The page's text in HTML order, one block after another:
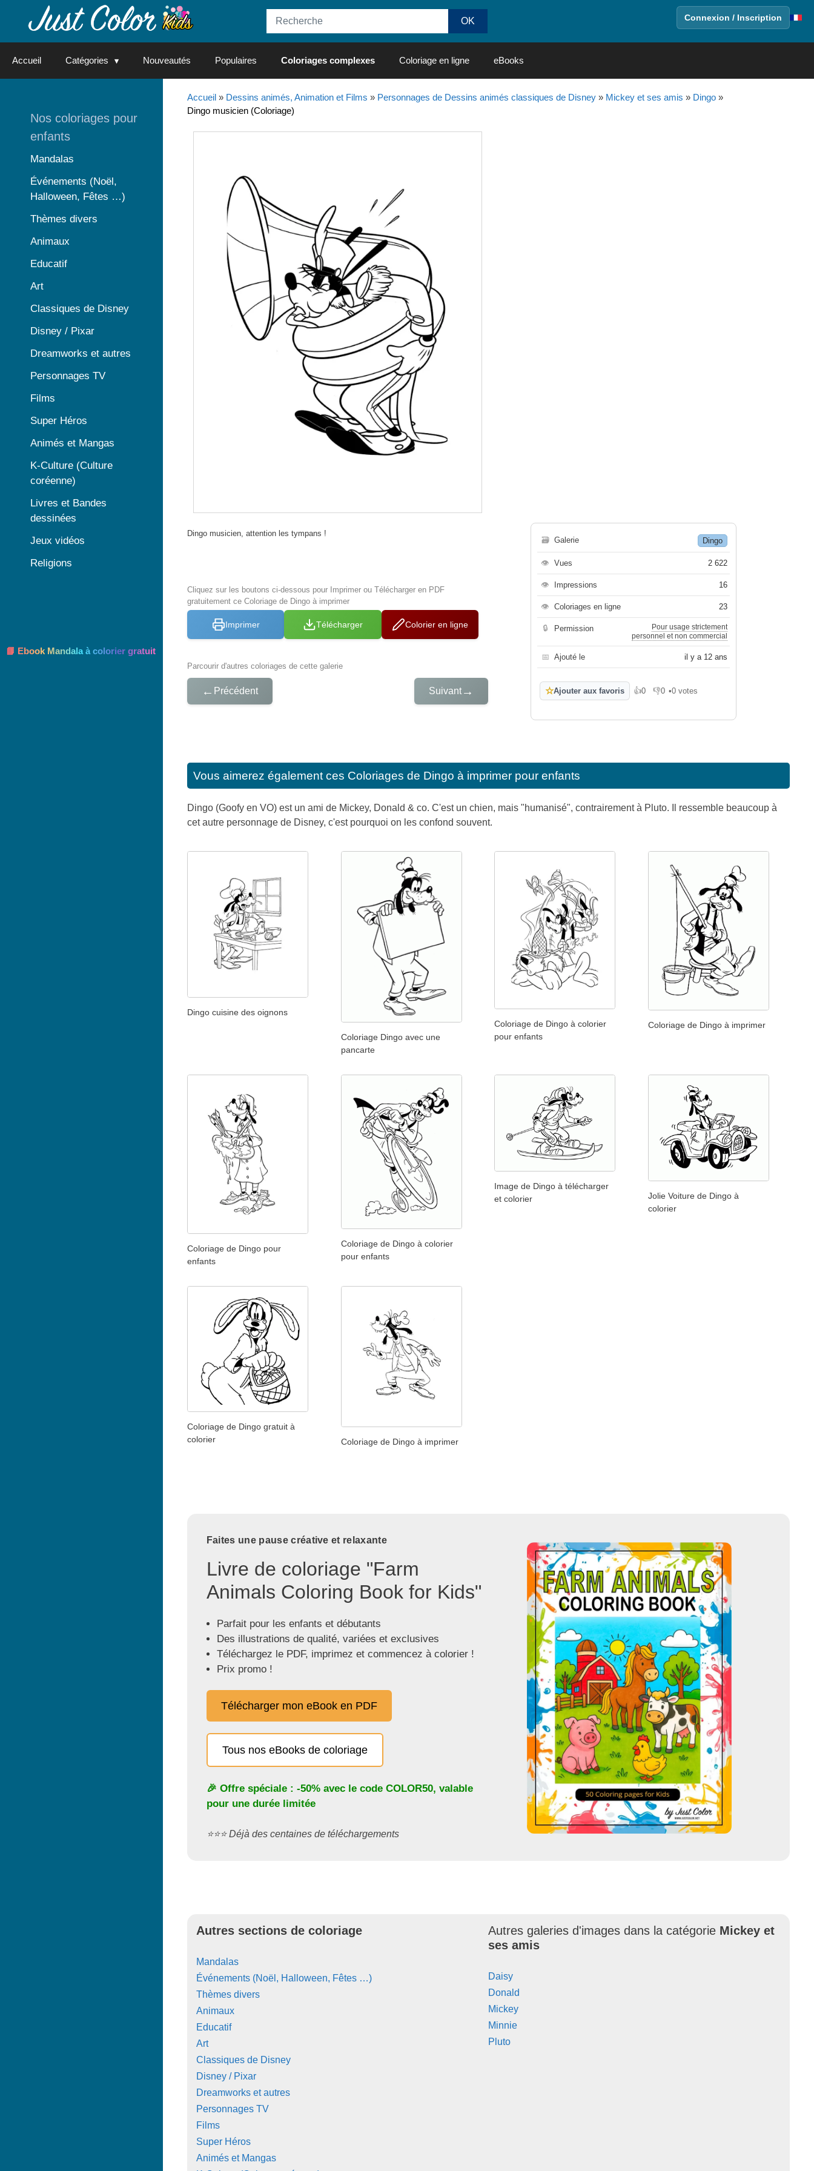
Connexion / Inscription
Accueil Catégories Nouveautés Populaires Coloriages complexes Coloriage en ligne eBooks
Accueil» Dessins animés, Animation et Films » Personnages de Dessins animés classiques de Disney» Mickey et ses amis » Dingo»
Dingo musicien (Coloriage)
Dingo musicien, attention les tympans !
Cliquez sur les boutons ci-dessous pour Imprimer ou Télécharger en PDF
gratuitement ce Coloriage de Dingo à imprimer
Imprimer Télécharger Colorier en ligne
Parcourir d'autres coloriages de cette galerie
← Précédent Suivant→
🗃 Galerie Dingo
👁 Vues 2 622
👁 Impressions 16
👁 Coloriages en ligne 23
🔒 Permission
Pour usage strictement
personnel et non commercial
📅 Ajouté le il y a 12 ans
☆Ajouter aux favoris 👍0
J'aime 👎0
Je n'aime pas
•0 votes
Vous aimerez également ces Coloriages de Dingo à imprimer pour enfants
Dingo (Goofy en VO) est un ami de Mickey, Donald & co. C'est un chien, mais "humanisé", contrairement à Pluto. Il ressemble beaucoup à
cet autre personnage de Disney, c'est pourquoi on les confond souvent.
Dingo cuisine des oignons
Coloriage Dingo avec une
pancarte
Coloriage de Dingo à colorier
pour enfants
Coloriage de Dingo à imprimer
Coloriage de Dingo pour
enfants
Coloriage de Dingo à colorier
pour enfants
Image de Dingo à télécharger
et colorier
Jolie Voiture de Dingo à
colorier
Coloriage de Dingo gratuit à
colorier
Coloriage de Dingo à imprimer
Faites une pause créative et relaxante
Livre de coloriage "Farm
Animals Coloring Book for Kids"
Parfait pour les enfants et débutants
Des illustrations de qualité, variées et exclusives
Téléchargez le PDF, imprimez et commencez à colorier !
Prix promo !
Télécharger mon eBook en PDF
Tous nos eBooks de coloriage
🎉 Offre spéciale : -50% avec le code COLOR50, valable
pour une durée limitée
⭐️⭐️⭐️ Déjà des centaines de téléchargements
Autres sections de coloriage
Mandalas
Événements (Noël, Halloween, Fêtes …)
Thèmes divers
Animaux
Educatif
Art
Classiques de Disney
Disney / Pixar
Dreamworks et autres
Personnages TV
Films
Super Héros
Animés et Mangas
Autres galeries d'images dans la catégorie Mickey et
ses amis
Daisy
Donald
Mickey
Minnie
Pluto
Nos coloriages pour
enfants
Mandalas
Événements (Noël,
Halloween, Fêtes …)
Thèmes divers
Animaux
Educatif
Art
Classiques de Disney
Disney / Pixar
Dreamworks et autres
Personnages TV
Films
Super Héros
Animés et Mangas
K-Culture (Culture
coréenne)
Livres et Bandes
dessinées
Jeux vidéos
Religions
📘 Ebook Mandala à colorier gratuit